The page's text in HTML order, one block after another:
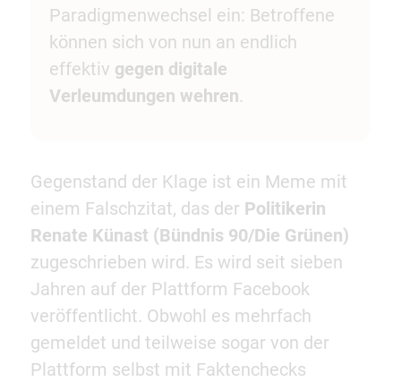
Paradigmenwechsel ein: Betroffene
können sich von nun an endlich
effektiv gegen digitale
Verleumdungen wehren.
Gegenstand der Klage ist ein Meme mit
einem Falschzitat, das der Politikerin
Renate Künast (Bündnis 90/Die Grünen)
zugeschrieben wird. Es wird seit sieben
Jahren auf der Plattform Facebook
veröffentlicht. Obwohl es mehrfach
gemeldet und teilweise sogar von der
Plattform selbst mit Faktenchecks